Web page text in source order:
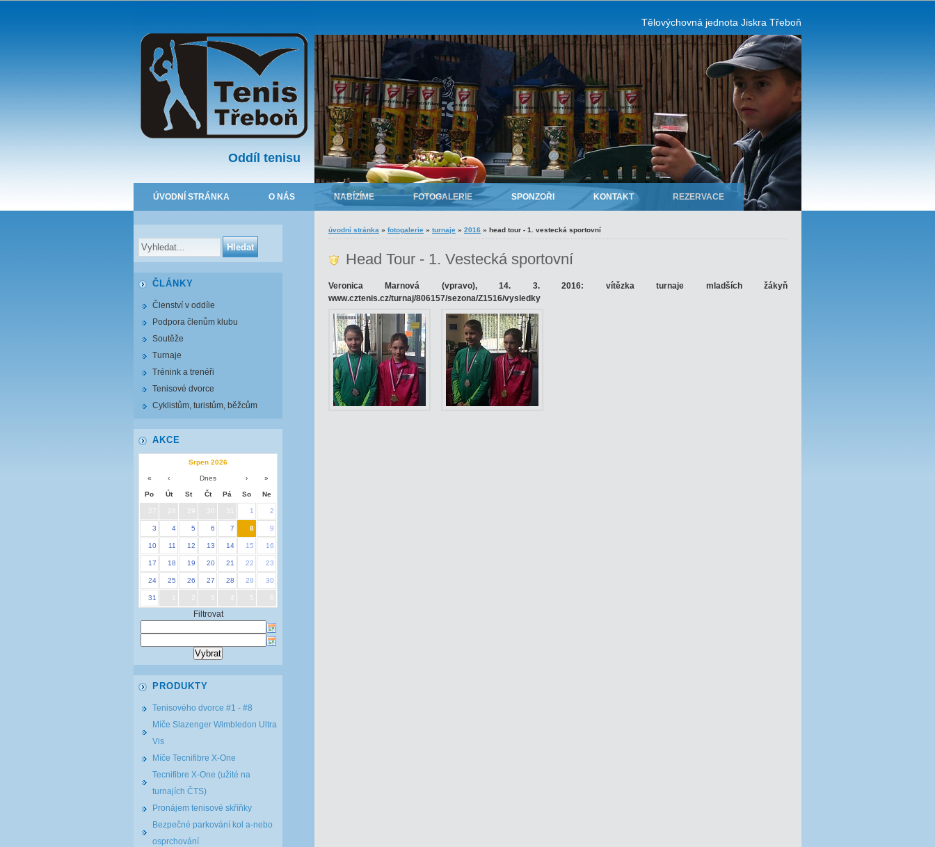
Oddíl tenisu
Tělovýchovná jednota Jiskra Třeboň
ÚVODNÍ STRÁNKA O NÁS NABÍZÍME FOTOGALERIE SPONZOŘI KONTAKT REZERVACE
úvodní stránka » fotogalerie » turnaje » 2016 » head tour - 1. vestecká sportovní
Head Tour - 1. Vestecká sportovní
Veronica Marnová (vpravo), 14. 3. 2016: vítězka turnaje mladších žákyň
www.cztenis.cz/turnaj/806157/sezona/Z1516/vysledky
ČLÁNKY
Členství v oddíle
Podpora členům klubu
Soutěže
Turnaje
Trénink a trenéři
Tenisové dvorce
Cyklistům, turistům, běžcům
AKCE
Srpen 2026
« ‹ Dnes › »
Po Út St Čt Pá So Ne
27 29 30 31 1 2
3 4 5 6 7 8 9
10 11 12 13 14 15 16
17 18 19 20 21 22 23
24 25 26 27 28 29 30
31 3 5
Filtrovat
PRODUKTY
Tenisového dvorce #1 - #8
Míče Slazenger Wimbledon Ultra
Vis
Míče Tecnifibre X-One
Tecnifibre X-One (užité na
turnajích ČTS)
Pronájem tenisové skříňky
Bezpečné parkování kol a-nebo
osprchování